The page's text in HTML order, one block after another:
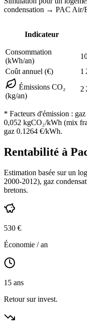
condensation → PAC Air/
Indicateur
Consommation
(kWh/an)
Coût annuel (€)
1
Émissions CO₂
(kg/an)
2
* Facteurs d'émission :
0,052 kgCO₂/kWh (mix
gaz 0.1264 €/kWh.
Rentabilité à
Estimation basée sur un
2000-2012), gaz
bretons.
530 €
Économie / an
15 ans
Retour sur invest.